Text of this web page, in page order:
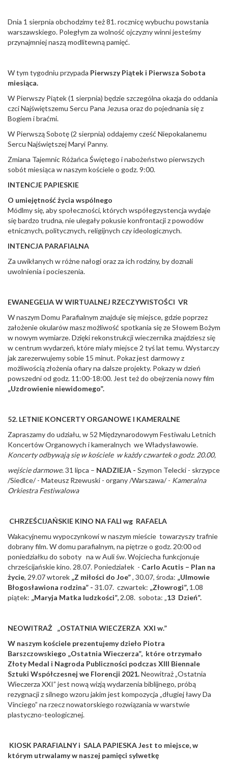
Dnia 1 sierpnia obchodzimy też 81. rocznicę wybuchu powstania
warszawskiego. Poległym za wolność ojczyzny winni jesteśmy
przynajmniej naszą modlitewną pamięć.
W tym tygodniu przypada Pierwszy Piątek i Pierwsza Sobota
miesiąca.
W Pierwszy Piątek (1 sierpnia) będzie szczególna okazja do oddania
czci Najświętszemu Sercu Pana Jezusa oraz do pojednania się z
Bogiem i braćmi.
W Pierwszą Sobotę (2 sierpnia) oddajemy cześć Niepokalanemu
Sercu Najświętszej Maryi Panny.
Zmiana Tajemnic Różańca Świętego i nabożeństwo pierwszych
sobót miesiąca w naszym kościele o godz. 9:00.
INTENCJE PAPIESKIE
O umiejętność życia wspólnego
Módlmy się, aby społeczności, których współegzystencja wydaje
się bardzo trudna, nie ulegały pokusie konfrontacji z powodów
etnicznych, politycznych, religijnych czy ideologicznych.
INTENCJA PARAFIALNA
Za uwikłanych w różne nałogi oraz za ich rodziny, by doznali
uwolnienia i pocieszenia.
EWANEGELIA W WIRTUALNEJ RZECZYWISTOŚCI VR
W naszym Domu Parafialnym znajduje się miejsce, gdzie poprzez
założenie okularów masz możliwość spotkania się ze Słowem Bożym
w nowym wymiarze. Dzięki rekonstrukcji wieczernika znajdziesz się
w centrum wydarzeń, które miały miejsce 2 tyś lat temu. Wystarczy
jak zarezerwujemy sobie 15 minut. Pokaz jest darmowy z
możliwością złożenia ofiary na dalsze projekty. Pokazy w dzień
powszedni od godz. 11:00-18:00. Jest też do obejrzenia nowy film
„Uzdrowienie niewidomego”.
52. LETNIE KONCERTY ORGANOWE I KAMERALNE
Zapraszamy do udziału, w 52 Międzynarodowym Festiwalu Letnich
Koncertów Organowych i kameralnych we Władysławowie.
Koncerty odbywają się w kościele w każdy czwartek o godz. 20.00,
wejście darmowe.31 lipca – NADZIEJA - Szymon Telecki - skrzypce
/Siedlce/ - Mateusz Rzewuski - organy /Warszawa/ - Kameralna
Orkiestra Festiwalowa
CHRZEŚCIJAŃSKIE KINO NA FALI wg RAFAELA
Wakacyjnemu wypoczynkowi w naszym mieście towarzyszy trafnie
dobrany film. W domu parafialnym, na piętrze o godz. 20:00 od
poniedziałku do soboty na w Auli św. Wojciecha funkcjonuje
chrześcijańskie kino. 28.07. Poniedziałek - Carlo Acutis – Plan na
życie, 29.07 wtorek „Z miłości do Joe”, 30.07, środa: „Ulmowie
Błogosławiona rodzina” - 31.07. czwartek: „Złowrogi”, 1.08
piątek: „Maryja Matka ludzkości”, 2.08. sobota: „13 Dzień”.
NEOWITRAŻ „OSTATNIA WIECZERZA XXI w.”
W naszym kościele prezentujemy dzieło Piotra
Barszczowskiego „Ostatnia Wieczerza”, które otrzymało
Złoty Medal i Nagroda Publiczności podczas XIII Biennale
Sztuki Współczesnej we Florencji 2021.Neowitraż „Ostatnia
Wieczerza XXI” jest nową wizją wydarzenia biblijnego, próbą
rezygnacji z silnego wzoru jakim jest kompozycja „długiej ławy Da
Vinciego” na rzecz nowatorskiego rozwiązania w warstwie
plastyczno-teologicznej.
KIOSK PARAFIALNY i SALA PAPIESKAJest to miejsce, w
którym utrwalamy w naszej pamięci sylwetkę